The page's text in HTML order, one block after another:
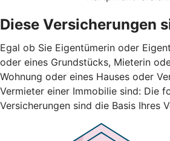
Diese Versicherungen
Egal ob Sie Eigentümerin oder
oder eines Grundstücks, Mieterin
Wohnung oder eines Hauses oder
Vermieter einer Immobilie sind: Die
Versicherungen sind die Basis Ihres